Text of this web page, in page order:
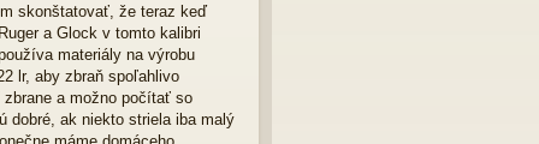
skonštatovať, že teraz keď
a Glock v tomto kalibri
materiály na výrobu
lr, aby zbraň spoľahlivo
a možno počítať so
dobré, ak niekto striela iba malý